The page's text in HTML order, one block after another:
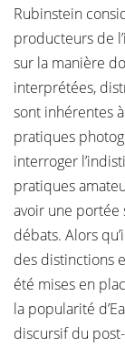
Rubinstein
producteurs de
sur la manière
interprétées,
sont inhérentes
pratiques
interroger
pratiques
avoir une portée
débats. Alors
des distinctions
été mises en
la popularité
discursif du